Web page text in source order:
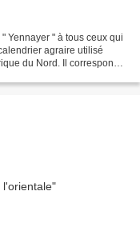
Yennayer " à tous ceux qui
agraire utilisé
du Nord. Il correspond